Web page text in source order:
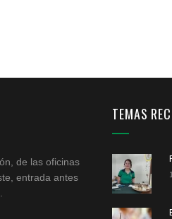
de las oficinas
entrada antes
TEMAS